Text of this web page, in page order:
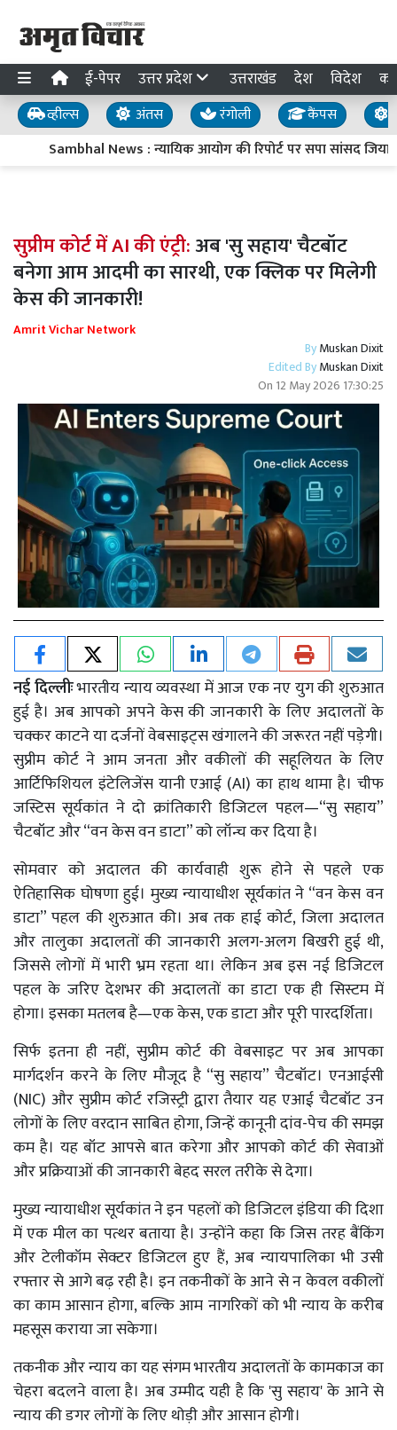
ई-पेपर उत्तर प्रदेश उत्तराखंड देश विदेश
व्हील्स अंतस रंगोली कैंपस
Sambhal News : न्यायिक आयोग की रिपोर्ट पर सपा सांसद
सुप्रीम कोर्ट में AI की एंट्री:अब 'सु सहाय' चैटबॉट
बनेगा आम आदमी का सारथी, एक क्लिक पर मिलेगी
केस की जानकारी!
Amrit Vichar Network
ByMuskan Dixit
Edited ByMuskan Dixit
On 12 May 2026 17:30:25
नई दिल्लीःभारतीय न्याय व्यवस्था में आज एक नए युग की शुरुआत
हुई है। अब आपको अपने केस की जानकारी के लिए अदालतों के
चक्कर काटने या दर्जनों वेबसाइट्स खंगालने की जरूरत नहीं पड़ेगी।
सुप्रीम कोर्ट ने आम जनता और वकीलों की सहूलियत के लिए
आर्टिफिशियल इंटेलिजेंस यानी एआई (AI) का हाथ थामा है। चीफ
जस्टिस सूर्यकांत ने दो क्रांतिकारी डिजिटल पहल—“सु सहाय”
चैटबॉट और “वन केस वन डाटा” को लॉन्च कर दिया है।
सोमवार को अदालत की कार्यवाही शुरू होने से पहले एक
ऐतिहासिक घोषणा हुई। मुख्य न्यायाधीश सूर्यकांत ने “वन केस वन
डाटा” पहल की शुरुआत की। अब तक हाई कोर्ट, जिला अदालत
और तालुका अदालतों की जानकारी अलग-अलग बिखरी हुई थी,
जिससे लोगों में भारी भ्रम रहता था। लेकिन अब इस नई डिजिटल
पहल के जरिए देशभर की अदालतों का डाटा एक ही सिस्टम में
होगा। इसका मतलब है—एक केस, एक डाटा और पूरी पारदर्शिता।
सिर्फ इतना ही नहीं, सुप्रीम कोर्ट की वेबसाइट पर अब आपका
मार्गदर्शन करने के लिए मौजूद है “सु सहाय” चैटबॉट। एनआईसी
(NIC) और सुप्रीम कोर्ट रजिस्ट्री द्वारा तैयार यह एआई चैटबॉट उन
लोगों के लिए वरदान साबित होगा, जिन्हें कानूनी दांव-पेच की समझ
कम है। यह बॉट आपसे बात करेगा और आपको कोर्ट की सेवाओं
और प्रक्रियाओं की जानकारी बेहद सरल तरीके से देगा।
मुख्य न्यायाधीश सूर्यकांत ने इन पहलों को डिजिटल इंडिया की दिशा
में एक मील का पत्थर बताया है। उन्होंने कहा कि जिस तरह बैंकिंग
और टेलीकॉम सेक्टर डिजिटल हुए हैं, अब न्यायपालिका भी उसी
रफ्तार से आगे बढ़ रही है। इन तकनीकों के आने से न केवल वकीलों
का काम आसान होगा, बल्कि आम नागरिकों को भी न्याय के करीब
महसूस कराया जा सकेगा।
तकनीक और न्याय का यह संगम भारतीय अदालतों के कामकाज का
चेहरा बदलने वाला है। अब उम्मीद यही है कि 'सु सहाय' के आने से
न्याय की डगर लोगों के लिए थोड़ी और आसान होगी।